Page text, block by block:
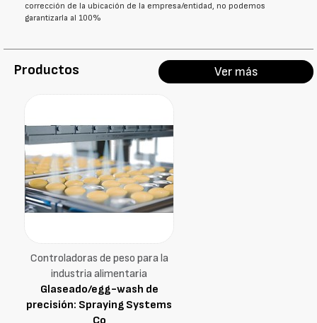
corrección de la ubicación de la empresa/entidad, no podemos
garantizarla al 100%
Productos Ver más
Controladoras de peso para la
industria alimentaria
Glaseado/egg-wash de
precisión: Spraying Systems